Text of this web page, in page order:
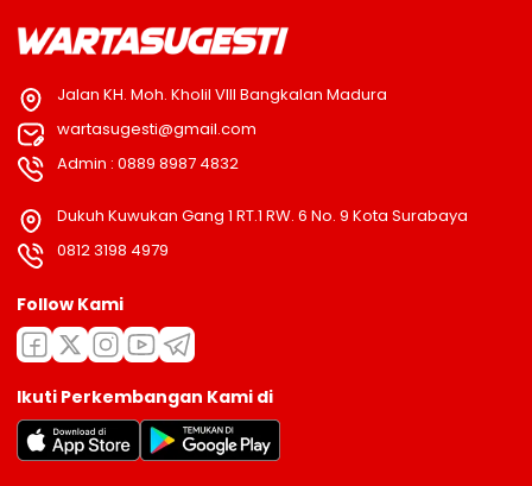
Jalan KH. Moh. Kholil VIII Bangkalan Madura
wartasugesti@gmail.com
Admin : 0889 8987 4832
Dukuh Kuwukan Gang 1 RT.1 RW. 6 No. 9 Kota Surabaya
0812 3198 4979
Follow Kami
Ikuti Perkembangan Kami di